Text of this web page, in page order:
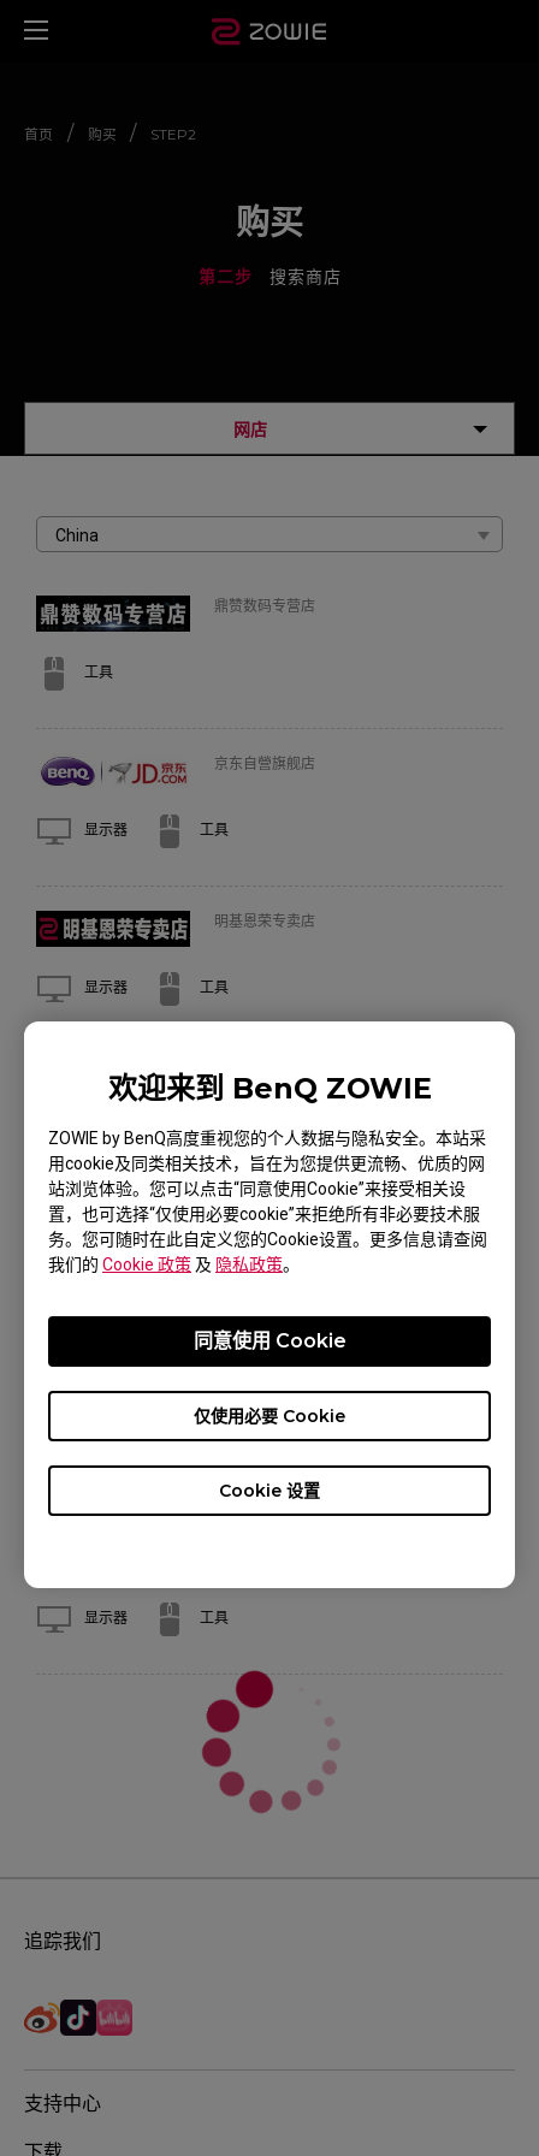
欢迎来到 BenQ ZOWIE
ZOWIE by BenQ高度重视您的个人数据与隐私安全。本站采
用cookie及同类相关技术，旨在为您提供更流畅、优质的网
站浏览体验。您可以点击“同意使用Cookie”来接受相关设
置，也可选择“仅使用必要cookie”来拒绝所有非必要技术服
务。您可随时在此自定义您的Cookie设置。更多信息请查阅
我们的 Cookie 政策 及 隐私政策。
Cookie 设置
仅使用必要 Cookie
同意使用 Cookie
首页 / 购买 / STEP2
购买
第二步 搜索商店
网店
China
鼎赞数码专营店
工具
京东自營旗舰店
显示器 工具
明基恩荣专卖店
显示器 工具
明基旗舰店
显示器 工具
明基生诚专卖店
外设天下官方商城
显示器 工具
追踪我们
支持中心